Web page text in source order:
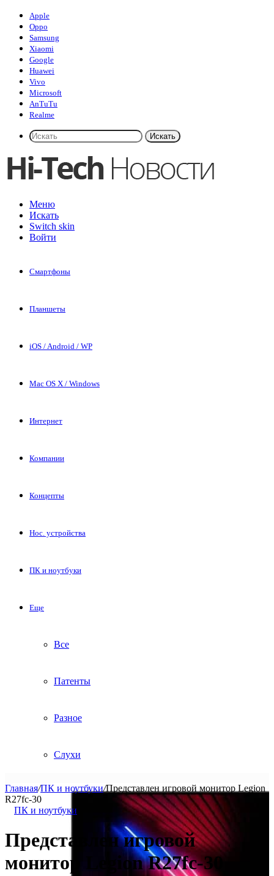
Apple
Oppo
Samsung
Xiaomi
Google
Huawei
Vivo
Microsoft
AnTuTu
Realme
Искать
Меню
Искать
Switch skin
Войти
Смартфоны
Планшеты
iOS / Android / WP
Mac OS X / Windows
Интернет
Компании
Концепты
Нос. устройства
ПК и ноутбуки
Еще
Все
Патенты
Разное
Слухи
Главная/ПК и ноутбуки/Представлен игровой монитор Legion
R27fc-30
ПК и ноутбуки
Представлен игровой
монитор Legion R27fc-30